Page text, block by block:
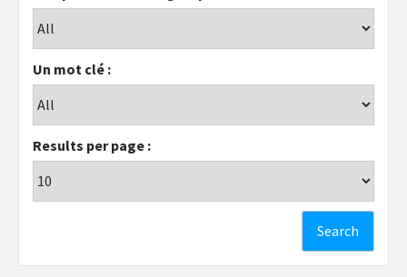
Un mot clé :
Results per page :